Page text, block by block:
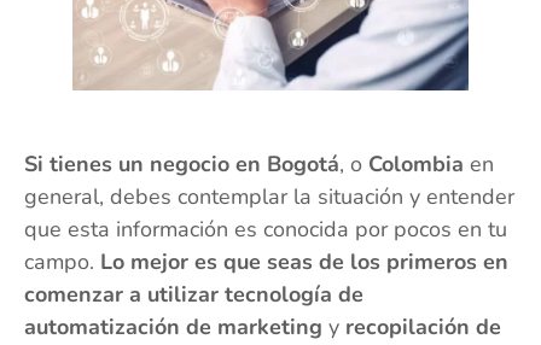
Si tienes un negocio en Bogotá, o Colombia en
general, debes contemplar la situación y entender
que esta información es conocida por pocos en tu
campo. Lo mejor es que seas de los primeros en
comenzar a utilizar tecnología de
automatización de marketing y recopilación de